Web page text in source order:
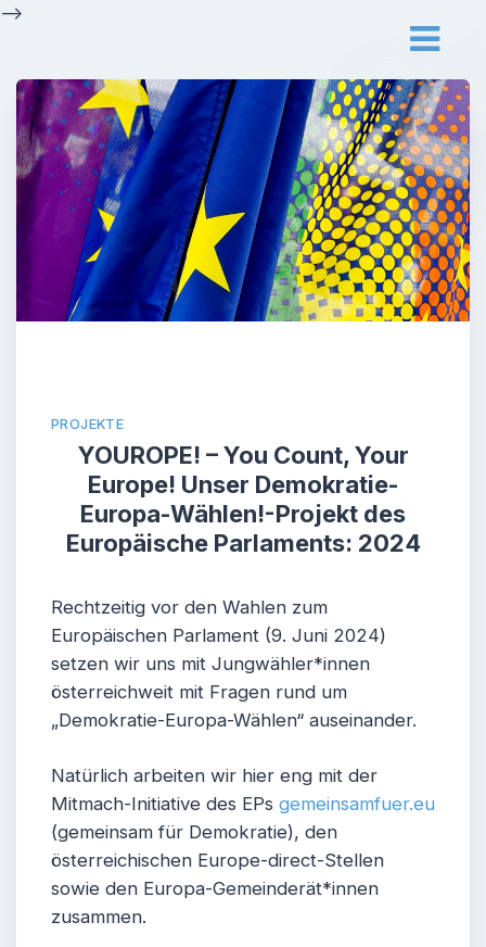
Skip
-->
PROJEKTE
YOUROPE! – You Count, Your
Europe! Unser Demokratie-
Europa-Wählen!-Projekt des
Europäische Parlaments: 2024
Rechtzeitig vor den Wahlen zum
Europäischen Parlament (9. Juni 2024)
setzen wir uns mit Jungwähler*innen
österreichweit mit Fragen rund um
„Demokratie-Europa-Wählen“ auseinander.
Natürlich arbeiten wir hier eng mit der
Mitmach-Initiative des EPs gemeinsamfuer.eu
(gemeinsam für Demokratie), den
österreichischen Europe-direct-Stellen
sowie den Europa-Gemeinderät*innen
zusammen.